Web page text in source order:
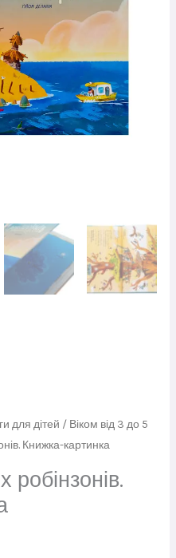
для дітей / Віком від 3 до 5
Книжка-картинка
робінзонів.